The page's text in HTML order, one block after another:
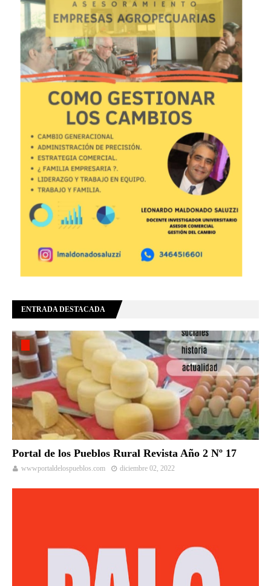
ENTRADA DESTACADA
Portal de los Pueblos Rural Revista Año 2 Nº 17
wwwportaldelospueblos.com diciembre 02, 2022